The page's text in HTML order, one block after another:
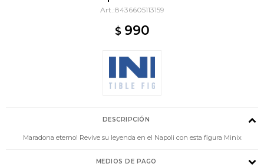
8436605113159
$ 990
DESCRIPCIÓN
Maradona eterno! Revive su leyenda en el Napoli con esta figura Minix
MEDIOS DE PAGO